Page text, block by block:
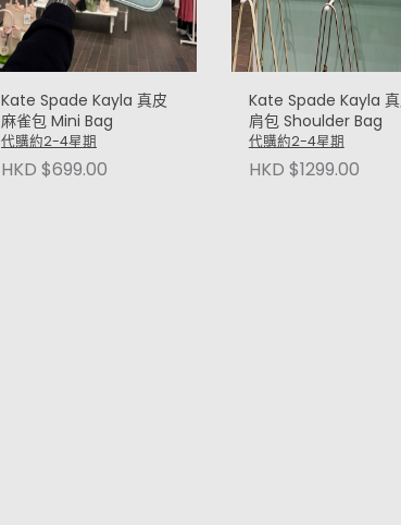
Kate Spade Kayla 真皮
麻雀包 Mini Bag
代購約2-4星期
HKD $699.00
Kate Spade Kayla
肩包 Shoulder Bag
代購約2-4星期
HKD $1299.00